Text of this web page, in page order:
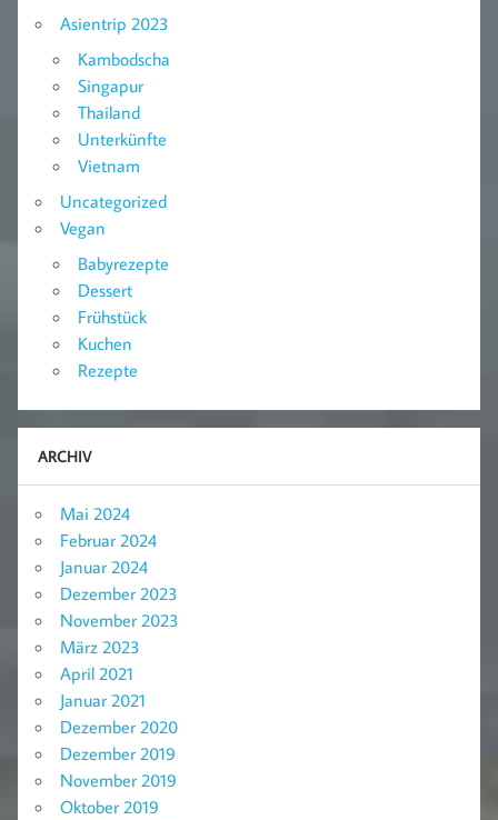
Asientrip 2023
Kambodscha
Singapur
Thailand
Unterkünfte
Vietnam
Uncategorized
Vegan
Babyrezepte
Dessert
Frühstück
Kuchen
Rezepte
ARCHIV
Mai 2024
Februar 2024
Januar 2024
Dezember 2023
November 2023
März 2023
April 2021
Januar 2021
Dezember 2020
Dezember 2019
November 2019
Oktober 2019